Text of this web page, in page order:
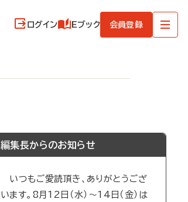
ログイン Eブック 会員登録
編集長からのお知らせ
いつもご愛読頂き、ありがとうござ
います。8月12日（水）～14日（金）は